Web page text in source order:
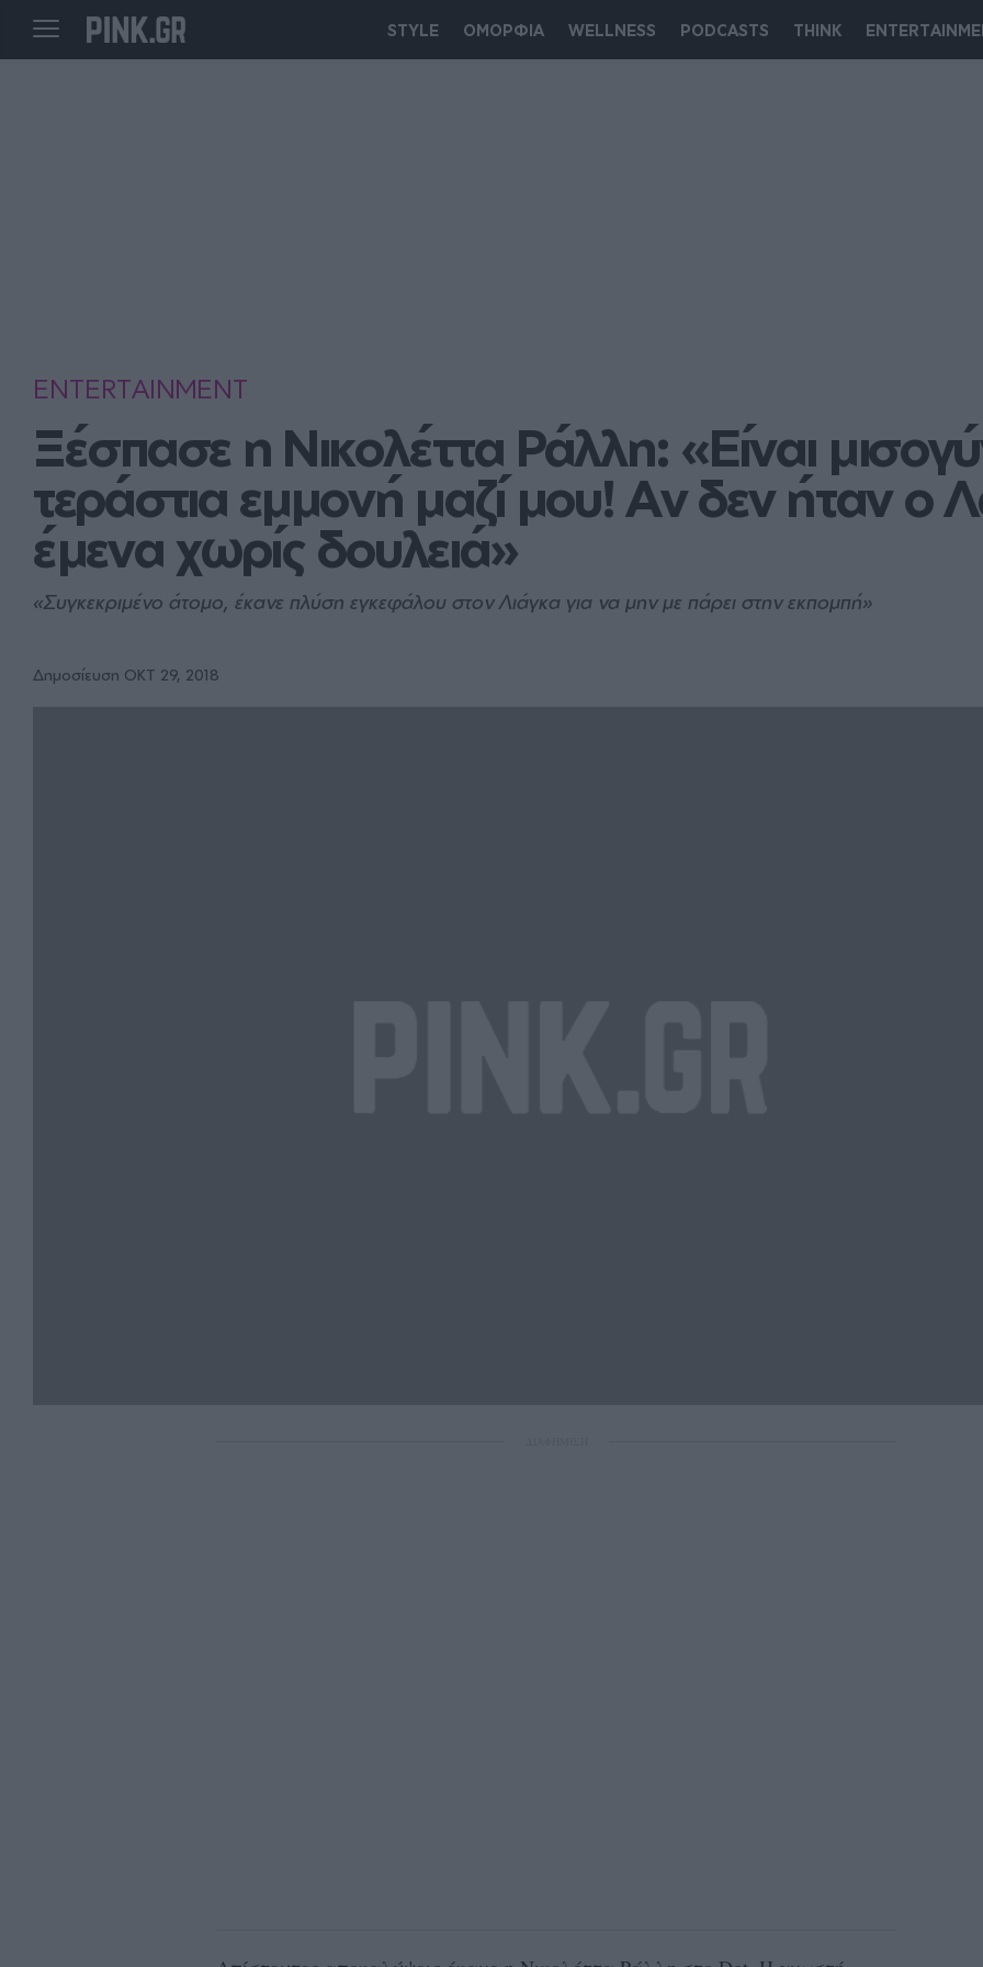
STYLE ΟΜΟΡΦΙΑ WELLNESS PODCASTS THINK
ENTERTAINMENT
Ξέσπασε η Νικολέττα Ράλλη: «Είναι
τεράστια εμμονή μαζί μου! Αν δεν ήταν ο
έμενα χωρίς δουλειά»
«Συγκεκριμένο άτομο, έκανε πλύση εγκεφάλου στον Λιάγκα για να μην με πάρει στην εκπομπή»
Δημοσίευση ΟΚΤ 29, 2018